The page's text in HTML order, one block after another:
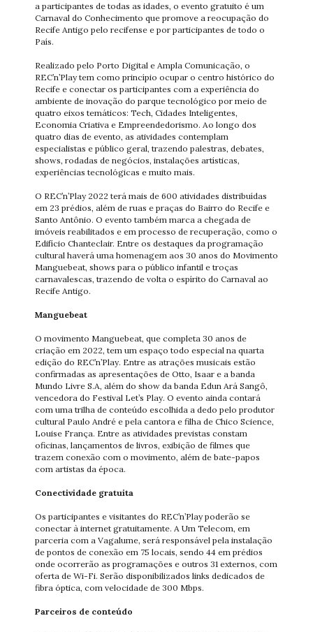
a participantes de todas as idades, o evento gratuito é um
Carnaval do Conhecimento que promove a reocupação do
Recife Antigo pelo recifense e por participantes de todo o
País.
Realizado pelo Porto Digital e Ampla Comunicação, o
REC’n’Play tem como princípio ocupar o centro histórico do
Recife e conectar os participantes com a experiência do
ambiente de inovação do parque tecnológico por meio de
quatro eixos temáticos: Tech, Cidades Inteligentes,
Economia Criativa e Empreendedorismo. Ao longo dos
quatro dias de evento, as atividades contemplam
especialistas e público geral, trazendo palestras, debates,
shows, rodadas de negócios, instalações artísticas,
experiências tecnológicas e muito mais.
O REC’n’Play 2022 terá mais de 600 atividades distribuídas
em 23 prédios, além de ruas e praças do Bairro do Recife e
Santo Antônio. O evento também marca a chegada de
imóveis reabilitados e em processo de recuperação, como o
Edifício Chanteclair. Entre os destaques da programação
cultural haverá uma homenagem aos 30 anos do Movimento
Manguebeat, shows para o público infantil e troças
carnavalescas, trazendo de volta o espírito do Carnaval ao
Recife Antigo.
Manguebeat
O movimento Manguebeat, que completa 30 anos de
criação em 2022, tem um espaço todo especial na quarta
edição do REC’n’Play. Entre as atrações musicais estão
confirmadas as apresentações de Otto, Isaar e a banda
Mundo Livre S.A, além do show da banda Edun Ará Sangô,
vencedora do Festival Let’s Play. O evento ainda contará
com uma trilha de conteúdo escolhida a dedo pelo produtor
cultural Paulo André e pela cantora e filha de Chico Science,
Louise França. Entre as atividades previstas constam
oficinas, lançamentos de livros, exibição de filmes que
trazem conexão com o movimento, além de bate-papos
com artistas da época.
Conectividade gratuita
Os participantes e visitantes do REC’n’Play poderão se
conectar à internet gratuitamente. A Um Telecom, em
parceria com a Vagalume, será responsável pela instalação
de pontos de conexão em 75 locais, sendo 44 em prédios
onde ocorrerão as programações e outros 31 externos, com
oferta de Wi-Fi. Serão disponibilizados links dedicados de
fibra óptica, com velocidade de 300 Mbps.
Parceiros de conteúdo